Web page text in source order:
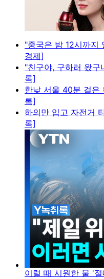
"중국은 밤 12시까지
경제]
"친구야, 구하러 왔구
록]
한낮 서울 40분 걸은
록]
하의만 입고 자전거
록]
이럴 때 시원한 물 '